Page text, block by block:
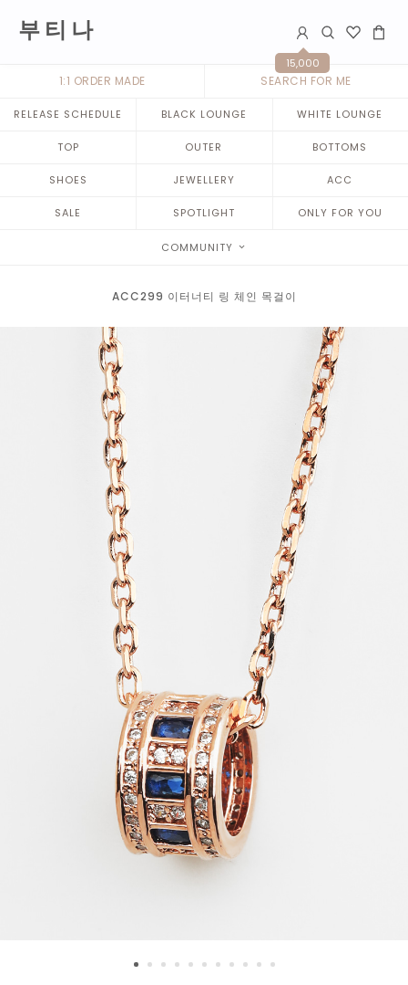
부 티 나
15,000
1:1 ORDER MADE SEARCH FOR ME
RELEASE SCHEDULE BLACK LOUNGE WHITE LOUNGE
TOP OUTER BOTTOMS
SHOES JEWELLERY ACC
SALE SPOTLIGHT ONLY FOR YOU
COMMUNITY
ACC299 이터너티 링 체인 목걸이